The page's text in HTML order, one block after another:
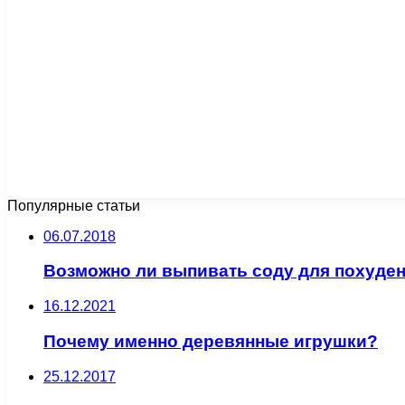
Популярные статьи
06.07.2018
Возможно ли выпивать соду для
16.12.2021
Почему именно деревянные игрушки?
25.12.2017